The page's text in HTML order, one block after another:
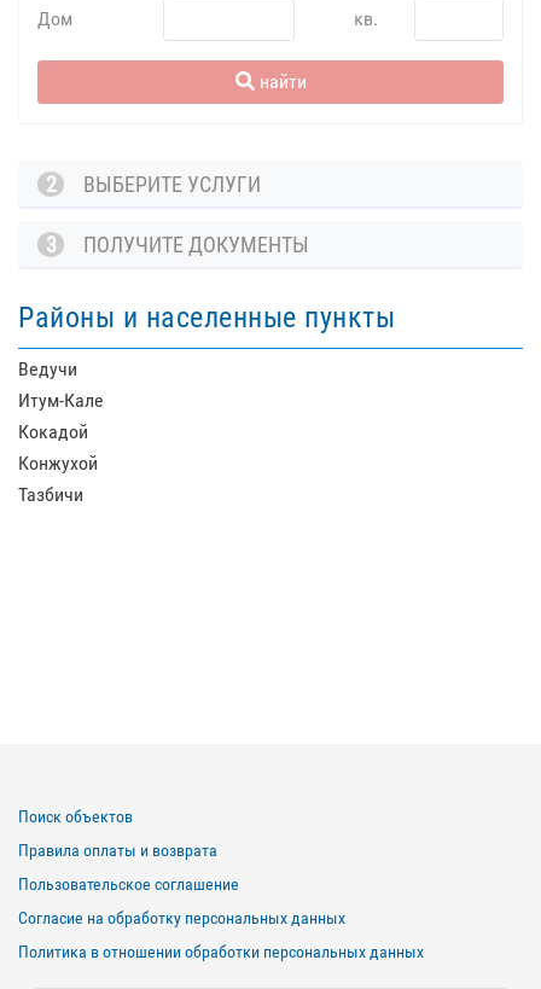
Дом кв.
найти
2 ВЫБЕРИТЕ УСЛУГИ
3 ПОЛУЧИТЕ ДОКУМЕНТЫ
Районы и населенные пункты
Ведучи
Итум-Кале
Кокадой
Конжухой
Тазбичи
Поиск объектов
Правила оплаты и возврата
Пользовательское соглашение
Согласие на обработку персональных данных
Политика в отношении обработки персональных данных